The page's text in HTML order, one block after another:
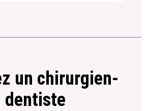
un chirurgien-
dentiste